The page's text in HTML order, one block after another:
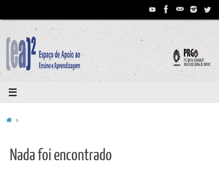
conteúdo
Home
Nada foi encontrado